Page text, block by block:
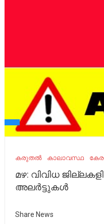
കരുതൽ കാലാവസ്ഥ
മഴ: വിവിധ
അലർട്ടുകൾ
Share News